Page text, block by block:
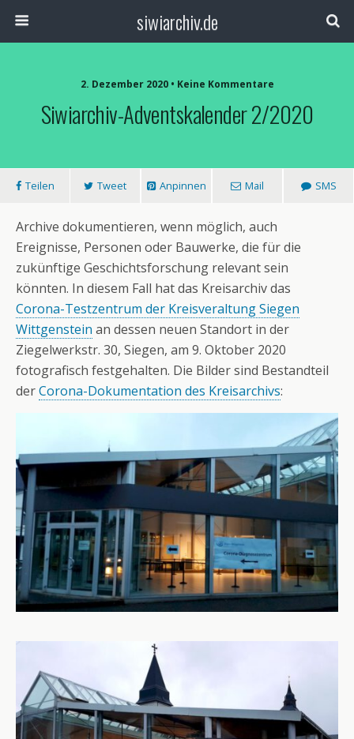
siwiarchiv.de
2. Dezember 2020 • Keine Kommentare
Siwiarchiv-Adventskalender 2/2020
Teilen Tweet Anpinnen Mail SMS
Archive dokumentieren, wenn möglich, auch
Ereignisse, Personen oder Bauwerke, die für die
zukünftige Geschichtsforschung relevant sein
könnten. In diesem Fall hat das Kreisarchiv das
Corona-Testzentrum der Kreisveraltung Siegen
Wittgenstein an dessen neuen Standort in der
Ziegelwerkstr. 30, Siegen, am 9. Oktober 2020
fotografisch festgehalten. Die Bilder sind Bestandteil
derCorona-Dokumentation des Kreisarchivs: